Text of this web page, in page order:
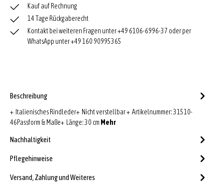
Kauf auf Rechnung
14 Tage Rückgaberecht
Kontakt bei weiteren Fragen unter +49 6106-6996-37 oder per
WhatsApp unter +49 160 90995365
Beschreibung
+ Italienisches Rindleder+ Nicht verstellbar + Artikelnummer: 31510-
46Passform & Maße+ Länge: 30 cm Mehr
Nachhaltigkeit
Pflegehinweise
Versand, Zahlung und Weiteres